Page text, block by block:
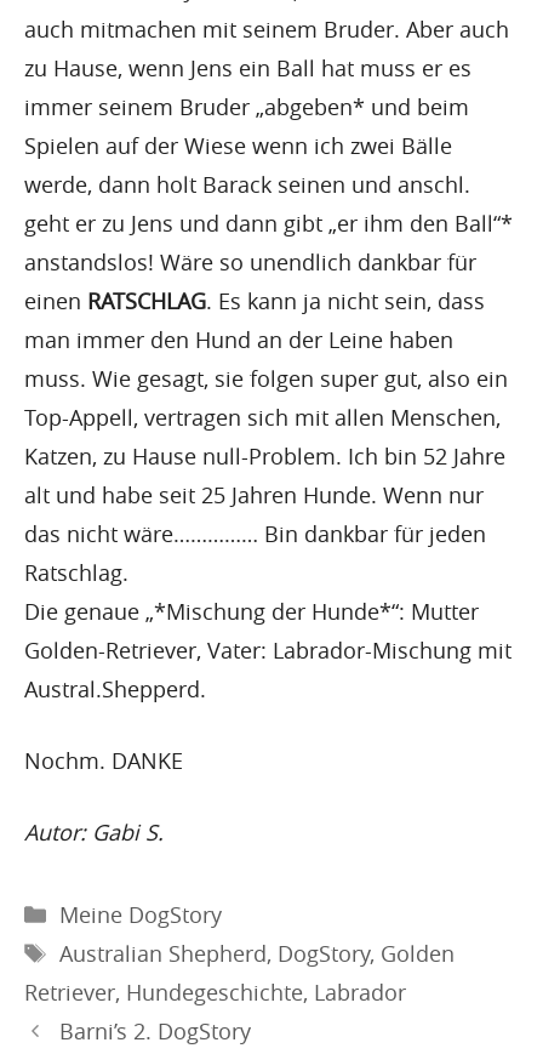
auch mitmachen mit seinem Bruder. Aber auch
zu Hause, wenn Jens ein Ball hat muss er es
immer seinem Bruder „abgeben* und beim
Spielen auf der Wiese wenn ich zwei Bälle
werde, dann holt Barack seinen und anschl.
geht er zu Jens und dann gibt „er ihm den Ball“*
anstandslos! Wäre so unendlich dankbar für
einen RATSCHLAG. Es kann ja nicht sein, dass
man immer den Hund an der Leine haben
muss. Wie gesagt, sie folgen super gut, also ein
Top-Appell, vertragen sich mit allen Menschen,
Katzen, zu Hause null-Problem. Ich bin 52 Jahre
alt und habe seit 25 Jahren Hunde. Wenn nur
das nicht wäre…………… Bin dankbar für jeden
Ratschlag.
Die genaue „*Mischung der Hunde*“: Mutter
Golden-Retriever, Vater: Labrador-Mischung mit
Austral.Shepperd.
Nochm. DANKE
Autor: Gabi S.
Kategorien
Meine DogStory
Schlagwörter
Australian Shepherd, DogStory, Golden
Retriever, Hundegeschichte, Labrador
Barni’s 2. DogStory